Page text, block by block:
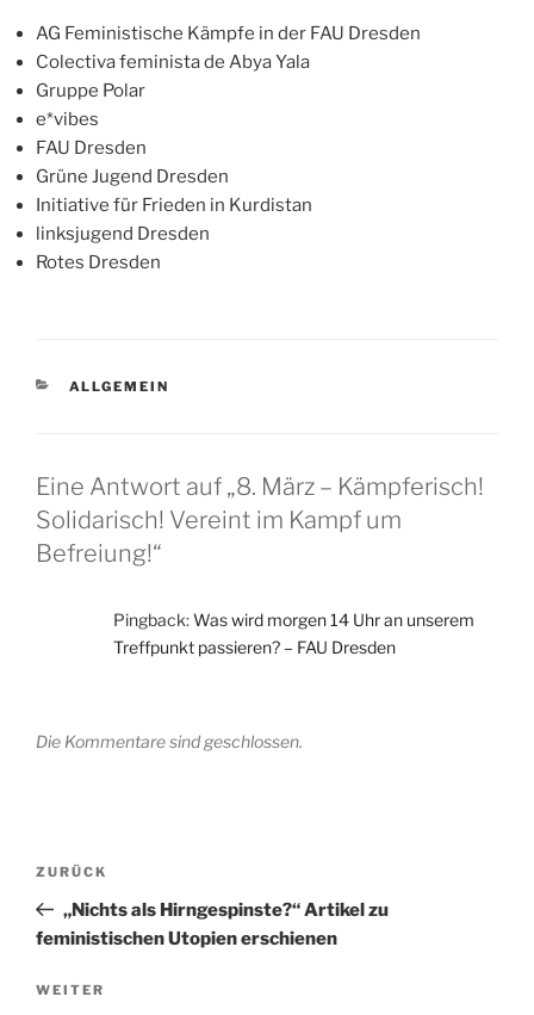
AG Feministische Kämpfe in der FAU Dresden
Colectiva feminista de Abya Yala
Gruppe Polar
e*vibes
FAU Dresden
Grüne Jugend Dresden
Initiative für Frieden in Kurdistan
linksjugend Dresden
Rotes Dresden
KATEGORIEN
ALLGEMEIN
Eine Antwort auf „8. März – Kämpferisch!
Solidarisch! Vereint im Kampf um
Befreiung!“
Pingback:Was wird morgen 14 Uhr an unserem
Treffpunkt passieren? – FAU Dresden
Die Kommentare sind geschlossen.
Beitragsnavigation
Vorheriger
Beitrag
ZURÜCK
„Nichts als Hirngespinste?“ Artikel zu
feministischen Utopien erschienen
Nächster
WEITER